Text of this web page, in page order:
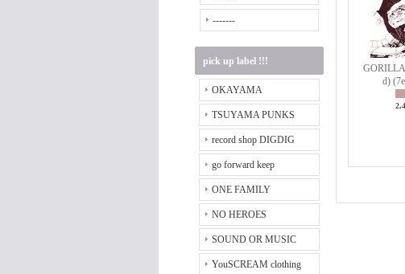
-------
pick up label !!!
OKAYAMA
TSUYAMA PUNKS
record shop DIGDIG
go forward keep
ONE FAMILY
NO HEROES
SOUND OR MUSIC
YouSCREAM clothing
d)